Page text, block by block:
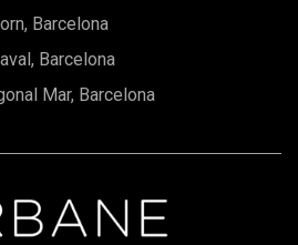
Barcelona
Barcelona
Mar, Barcelona